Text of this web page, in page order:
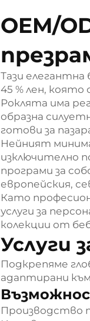
OEM/
Тази елегантна
45 % лен,
Роклята има
образна
готови за
Нейният
изключително
програми за
европейския,
Като
услуги за
колекции от
Услуги
Подкрепяме
адаптирани към
Производство